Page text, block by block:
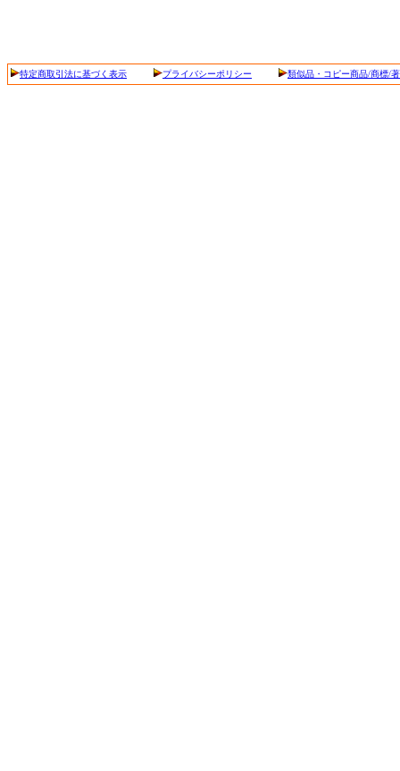
特定商取引法に基づく表示 プライバシーポリシー 類似品・コピー商品/商標/